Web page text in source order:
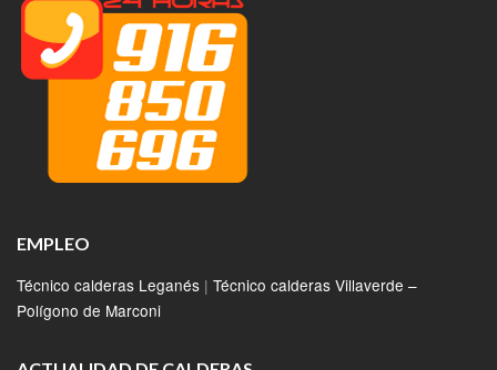
EMPLEO
Técnico calderas Leganés | Técnico calderas Villaverde –
Polígono de Marconi